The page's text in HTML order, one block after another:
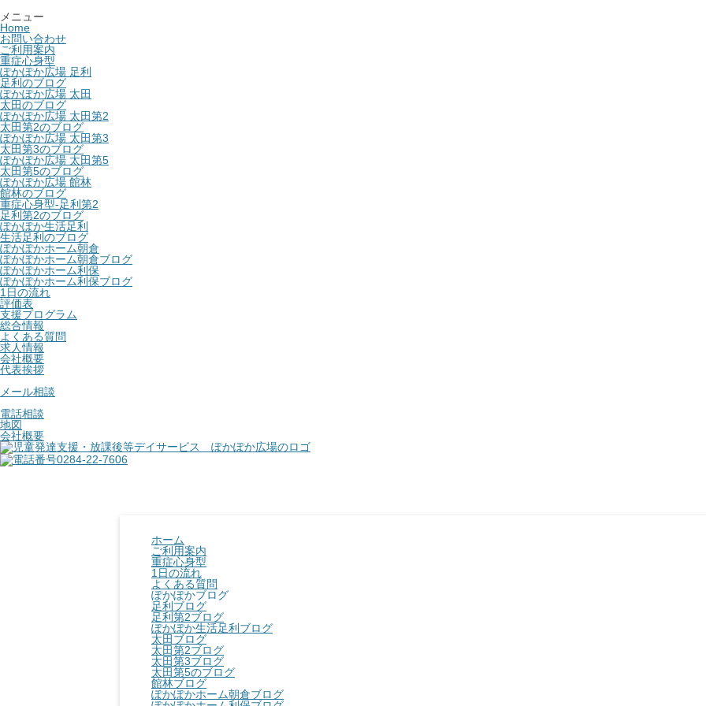
メニュー
Home
お問い合わせ
ご利用案内
重症心身型
ぽかぽか広場 足利
足利のブログ
ぽかぽか広場 太田
太田のブログ
ぽかぽか広場 太田第2
太田第2のブログ
ぽかぽか広場 太田第3
太田第3のブログ
ぽかぽか広場 太田第5
太田第5のブログ
ぽかぽか広場 館林
館林のブログ
重症心身型-足利第2
足利第2のブログ
ぽかぽか生活足利
生活足利のブログ
ぽかぽかホーム朝倉
ぽかぽかホーム朝倉ブログ
ぽかぽかホーム利保
ぽかぽかホーム利保ブログ
1日の流れ
評価表
支援プログラム
総合情報
よくある質問
求人情報
会社概要
代表挨拶
メール相談
電話相談
地図
会社概要
ホーム
ご利用案内
重症心身型
1日の流れ
よくある質問
ぽかぽかブログ
足利ブログ
足利第2ブログ
ぽかぽか生活足利ブログ
太田ブログ
太田第2ブログ
太田第3ブログ
太田第5のブログ
館林ブログ
ぽかぽかホーム朝倉ブログ